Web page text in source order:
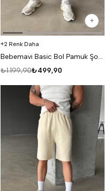
2 Renk Daha
Bebemavi Basic Bol Pamuk Şort SC
₺499,90
₺1.199,90